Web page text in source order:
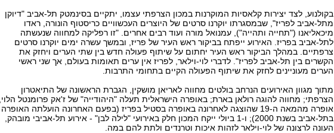
בקולנוע, לצד יצירות קלאסיות המוקרנות במכון הצרפתי עצמו, יתקיים בסינמטק תל-אביב "דיוקן
מתל-אביב לפריז", שבמסגרתו יוקרנו סרטים של היוצרים העכשוויים כריסטוף הונורה, ראדו
מיכאליאנו ("תחייה ותהייה"), עמנואל מורה ועוד רבים אחרים. "זו רפליקה למחווה שנעשתה
לתל-אביב בפריז. האירוע ייפתח בביקור ראש העיר של פריז, ובמשך עשרה ימים יוקרנו סרטים
צרפתיים. במהלך הביקור ראש העיר יחתום על שיתוף פעולה חדש בין שתי הערים ויחזק את
הקשרים בין תל-אביב לפריז". לדברי לוי-וילאר, לפריז אין ערים תאומות בעולם, אך שני ראשי
הערים מעוניינים לחזק את שיתוף הפעולה הקיים בתחומי התרבות.
מתוך מגוון האירועים הנרחב בולטים מחווה לאריאן מושקין, הגברת הראשונה של התיאטרון
הצרפתי; מחווה להוגה רולאן בארת; באופרה הישראלית תעלה "היהודייה" של ז'אק פרומנטל הלוי,
אופרה מהמאה ה-19 שהוצגה לאחרונה באופרה בסטיל בפריז (בפעם האחרונה הועלתה האופרה
בתל-אביב בשנת 2000); ו-1 ביולי ייקח המכון חלק באירועי "לילה לבן" - אירוע תל-אביבי מובהק,
העונה לרצונה של לוי-וילאר לזהות איכות וטרנדים ולתת להם במה.